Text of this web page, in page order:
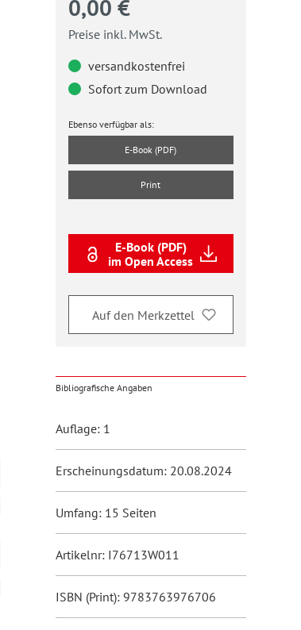
0,00 €
Preise inkl. MwSt.
versandkostenfrei
Sofort zum Download
Ebenso verfügbar als:
E-Book (PDF)
Print
E-Book (PDF)
im Open Access
Auf den Merkzettel
Bibliografische Angaben
Auflage: 1
Erscheinungsdatum: 20.08.2024
Umfang: 15 Seiten
Artikelnr: I76713W011
ISBN (Print): 9783763976706